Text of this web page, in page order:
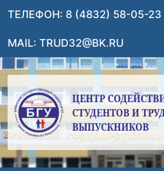
Перейти
содержимому
ТЕЛЕФОН: 8 (4832) 58-05-23
MAIL: TRUD32@BK.RU